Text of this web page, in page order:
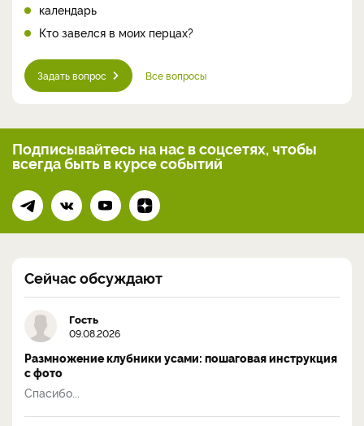
календарь
Кто завелся в моих перцах?
Задать вопрос Все вопросы
Подписывайтесь на нас в соцсетях, чтобы
всегдабыть в курсе событий
Сейчас обсуждают
Гость
09.08.2026
Размножение клубники усами: пошаговая инструкция
с фото
Спасибо...